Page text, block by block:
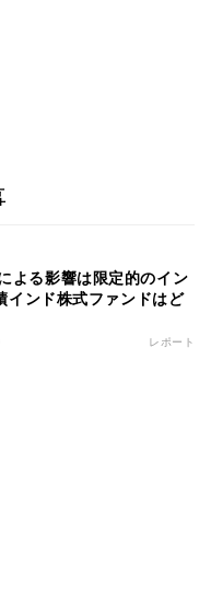
よる影響は限定的のイン
インド株式ファンドはど
レポート